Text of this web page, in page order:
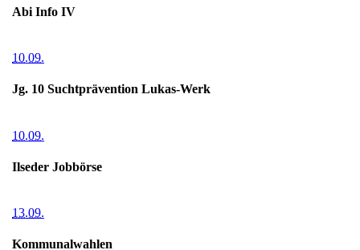
Abi Info IV
10.09.
Jg. 10 Suchtprävention Lukas-Werk
10.09.
Ilseder Jobbörse
13.09.
Kommunalwahlen